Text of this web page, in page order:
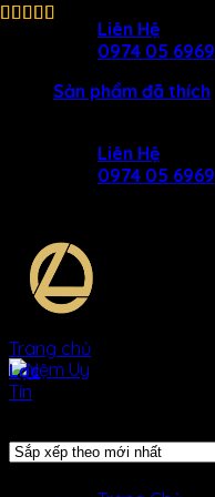
Liên Hệ
0974 05 6969
Sản phẩm đã thích
Liên Hệ
0974 05 6969
Trang chủ
Lọc